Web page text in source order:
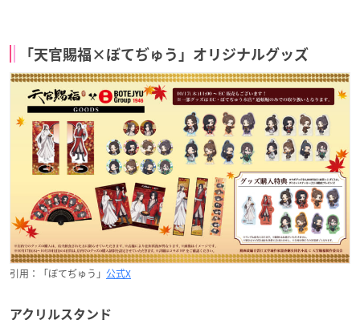
「天官賜福×ぼてぢゅう」オリジナルグッズ
引用：「ぼてぢゅう」 公式X
アクリルスタンド